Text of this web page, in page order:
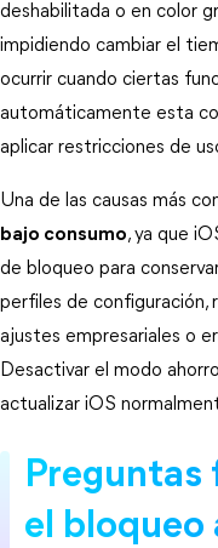
deshabilitada o en color
impidiendo cambiar el
ocurrir cuando ciertas
automáticamente esta
aplicar restricciones de
Una de las causas más
bajo consumo, ya que
de bloqueo para
perfiles de configuración,
ajustes empresariales o
Desactivar el modo
actualizar iOS
Preguntas
el bloqueo